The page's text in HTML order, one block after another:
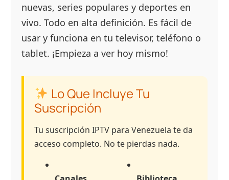
nuevas, series populares y deportes en
vivo. Todo en alta definición. Es fácil de
usar y funciona en tu televisor, teléfono o
tablet. ¡Empieza a ver hoy mismo!
Lo Que Incluye Tu
Suscripción
Tu suscripción IPTV para Venezuela te da
acceso completo. No te pierdas nada.